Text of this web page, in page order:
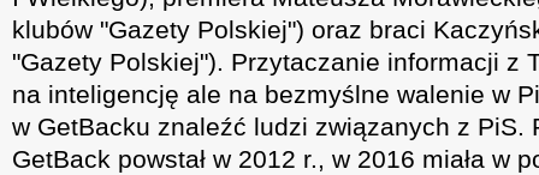
klubów "Gazety Polskiej") oraz braci
"Gazety Polskiej"). Przytaczanie informacji z
na inteligencję ale na bezmyślne walenie w
w GetBacku znaleźć ludzi związanych z PiS.
GetBack powstał w 2012 r., w 2016 miała w